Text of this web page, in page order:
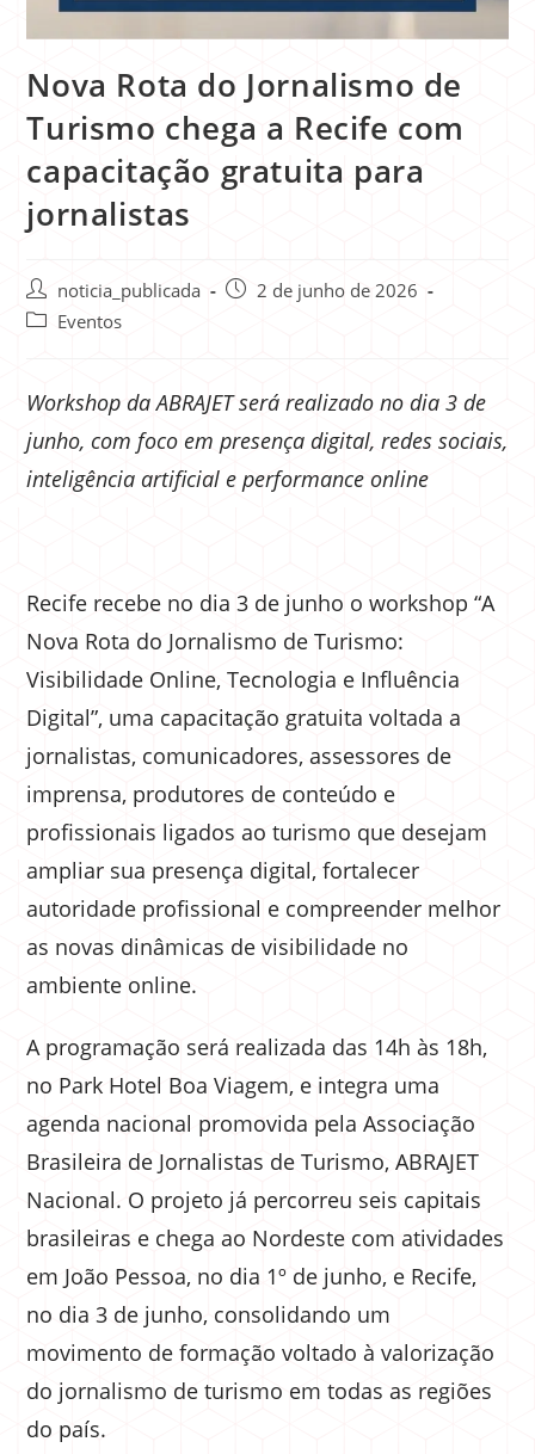
Nova Rota do Jornalismo de
Turismo chega a Recife com
capacitação gratuita para
jornalistas
noticia_publicada
2 de junho de 2026
Eventos
Workshop da ABRAJET será realizado no dia 3 de
junho, com foco em presença digital, redes sociais,
inteligência artificial e performance online
Recife recebe no dia 3 de junho o workshop “A
Nova Rota do Jornalismo de Turismo:
Visibilidade Online, Tecnologia e Influência
Digital”, uma capacitação gratuita voltada a
jornalistas, comunicadores, assessores de
imprensa, produtores de conteúdo e
profissionais ligados ao turismo que desejam
ampliar sua presença digital, fortalecer
autoridade profissional e compreender melhor
as novas dinâmicas de visibilidade no
ambiente online.
A programação será realizada das 14h às 18h,
no Park Hotel Boa Viagem, e integra uma
agenda nacional promovida pela Associação
Brasileira de Jornalistas de Turismo, ABRAJET
Nacional. O projeto já percorreu seis capitais
brasileiras e chega ao Nordeste com atividades
em João Pessoa, no dia 1º de junho, e Recife,
no dia 3 de junho, consolidando um
movimento de formação voltado à valorização
do jornalismo de turismo em todas as regiões
do país.